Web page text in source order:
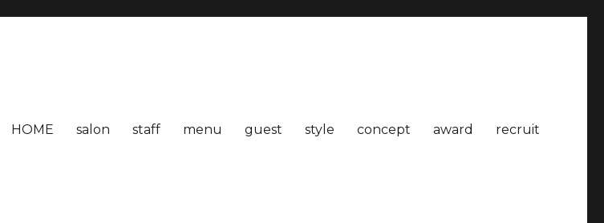
HOME salon staff menu guest style concept award recruit